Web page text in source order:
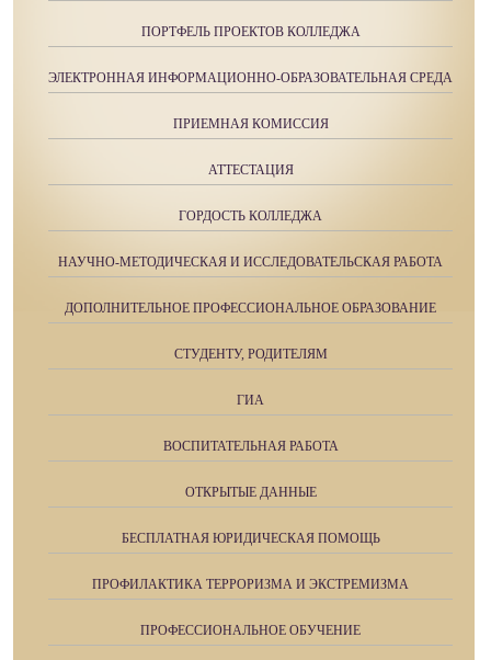
ПОРТФЕЛЬ ПРОЕКТОВ КОЛЛЕДЖА
ЭЛЕКТРОННАЯ ИНФОРМАЦИОННО-ОБРАЗОВАТЕЛЬНАЯ СРЕДА
ПРИЕМНАЯ КОМИССИЯ
АТТЕСТАЦИЯ
ГОРДОСТЬ КОЛЛЕДЖА
НАУЧНО-МЕТОДИЧЕСКАЯ И ИССЛЕДОВАТЕЛЬСКАЯ РАБОТА
ДОПОЛНИТЕЛЬНОЕ ПРОФЕССИОНАЛЬНОЕ ОБРАЗОВАНИЕ
СТУДЕНТУ, РОДИТЕЛЯМ
ГИА
ВОСПИТАТЕЛЬНАЯ РАБОТА
ОТКРЫТЫЕ ДАННЫЕ
БЕСПЛАТНАЯ ЮРИДИЧЕСКАЯ ПОМОЩЬ
ПРОФИЛАКТИКА ТЕРРОРИЗМА И ЭКСТРЕМИЗМА
ПРОФЕССИОНАЛЬНОЕ ОБУЧЕНИЕ